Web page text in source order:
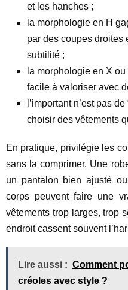
et les hanches ;
la morphologie en H
par des coupes droites
subtilité ;
la morphologie en X
facile à valoriser avec
l’important n’est pas
choisir des vêtements
En pratique, privilégie les
sans la comprimer. Une
un pantalon bien ajusté
corps peuvent faire une
vêtements trop larges, trop
endroit cassent souvent
Lire aussi : Comment
créoles avec style ?